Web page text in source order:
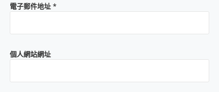
電子郵件地址 *
個人網站網址